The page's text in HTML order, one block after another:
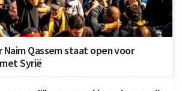
Qassem staat open voor
Syrië